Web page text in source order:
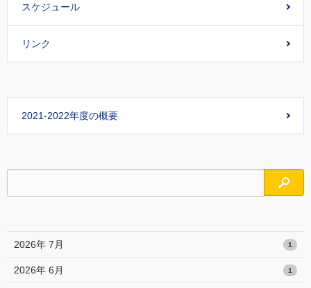
スケジュール
リンク
2021-2022年度の概要
検索
2026年 7月 1
2026年 6月 1